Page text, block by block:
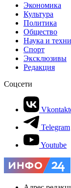
Экономика
Культура
Политика
Общество
Наука и
Спорт
Эксклюзивы
Редакция
Соцсети
Telegram
Youtube